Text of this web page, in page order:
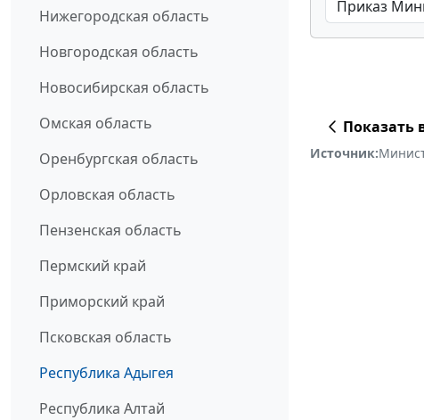
Нижегородская область
Новгородская область
Новосибирская область
Омская область
Оренбургская область
Орловская область
Пензенская область
Пермский край
Приморский край
Псковская область
Республика Адыгея
Республика Алтай
Показать
Источник: